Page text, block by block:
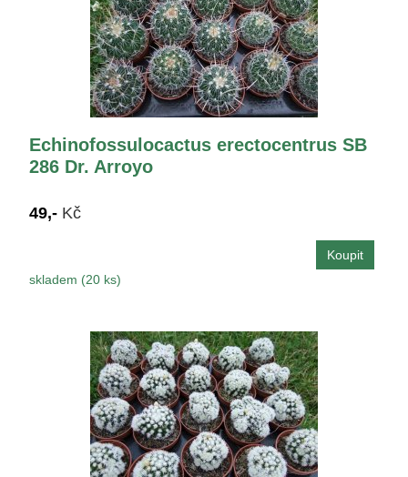
Echinofossulocactus erectocentrus SB
286 Dr. Arroyo
49,- Kč
skladem (20 ks)